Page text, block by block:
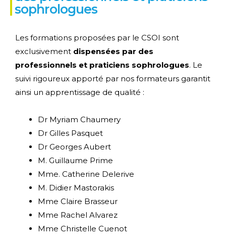
sophrologues
Les formations proposées par le CSOI sont
exclusivement dispensées par des
professionnels et praticiens sophrologues. Le
suivi rigoureux apporté par nos formateurs garantit
ainsi un apprentissage de qualité :
Dr Myriam Chaumery
Dr Gilles Pasquet
Dr Georges Aubert
M. Guillaume Prime
Mme. Catherine Delerive
M. Didier Mastorakis
Mme Claire Brasseur
Mme Rachel Alvarez
Mme Christelle Cuenot